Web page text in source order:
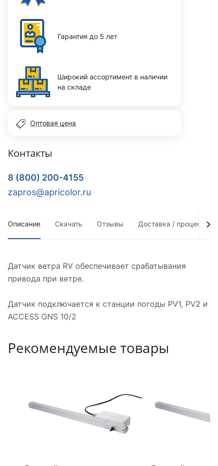
Гарантия до 5 лет
Широкий ассортимент в наличии
на складе
Оптовая цена
Контакты
8 (800) 200-4155
zapros@apricolor.ru
Описание Скачать Отзывы Доставка / процесс
Датчик ветра RV обеспечивает срабатывания
привода при ветре.
Датчик подключается к станции погоды PV1, PV2 и
ACCESS GNS 10/2
Рекомендуемые товары